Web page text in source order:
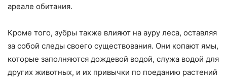
ареале обитания.
Кроме того, зубры также влияют на ауру леса, оставляя
за собой следы своего существования. Они копают ямы,
которые заполняются дождевой водой, служа водой для
других животных, и их привычки по поеданию растений